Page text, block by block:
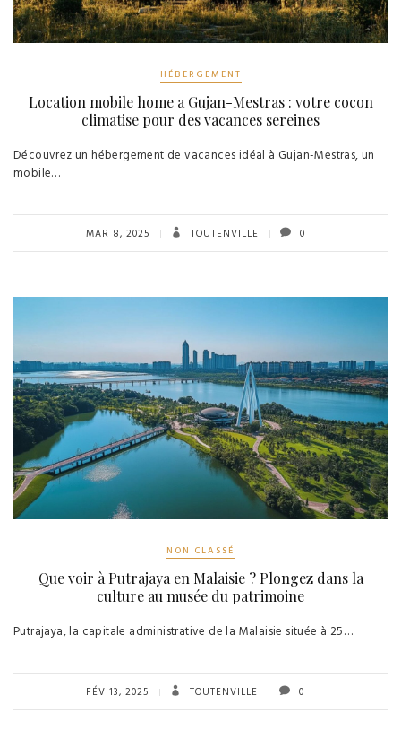
HÉBERGEMENT
Location mobile home a Gujan-Mestras : votre cocon
climatise pour des vacances sereines
Découvrez un hébergement de vacances idéal à Gujan-Mestras, un
mobile…
MAR 8, 2025 TOUTENVILLE 0
NON CLASSÉ
Que voir à Putrajaya en Malaisie ? Plongez dans la
culture au musée du patrimoine
Putrajaya, la capitale administrative de la Malaisie située à 25…
FÉV 13, 2025 TOUTENVILLE 0